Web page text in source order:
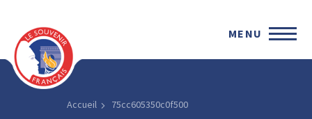
MENU
Accueil 75cc605350c0f500